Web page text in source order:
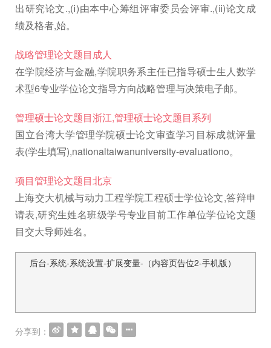
出研究论文.,(ⅰ)由本中心筹组评审委员会评审.,(ⅱ)论文成
绩及格者,始。
战略管理论文题目成人
在学院经济与金融,学院职务系主任已指导硕士生人数学
术型6专业学位论文指导方向战略管理与决策电子邮。
管理硕士论文题目浙江,管理硕士论文题目系列
国立台湾大学管理学院硕士论文审查学习目标成就评量
表(学生填写),nationaltaiwanuniversity-evaluationo。
项目管理论文题目北京
上海交大机械与动力工程学院工程硕士学位论文,答辩申
请表,研究生姓名班级学号专业目前工作单位学位论文题
目交大导师姓名。
文
导
航
后台-系统-系统设置-扩展变量-（内容页告位2-手机版）
分享到：